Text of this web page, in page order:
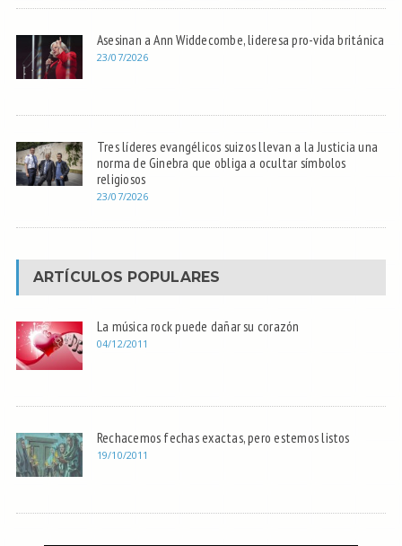
Asesinan a Ann Widdecombe, lideresa pro-vida británica
23/07/2026
Tres líderes evangélicos suizos llevan a la Justicia una
norma de Ginebra que obliga a ocultar símbolos
religiosos
23/07/2026
ARTÍCULOS POPULARES
La música rock puede dañar su corazón
04/12/2011
Rechacemos fechas exactas, pero estemos listos
19/10/2011